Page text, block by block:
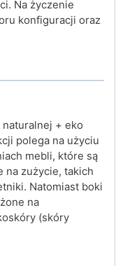
Na życzenie
konfiguracji oraz
+ eko
polega na użyciu
mebli, które są
na zużycie, takich
Natomiast boki
na
(skóry